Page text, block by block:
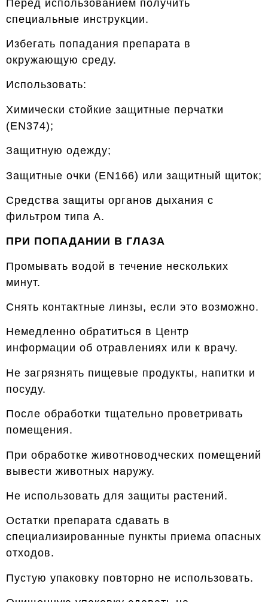
Перед использованием получить
специальные инструкции.
Избегать попадания препарата в
окружающую среду.
Использовать:
Химически стойкие защитные перчатки
(EN374);
Защитную одежду;
Защитные очки (EN166) или защитный щиток;
Средства защиты органов дыхания с
фильтром типа А.
ПРИ ПОПАДАНИИ В ГЛАЗА
Промывать водой в течение нескольких
минут.
Снять контактные линзы, если это возможно.
Немедленно обратиться в Центр
информации об отравлениях или к врачу.
Не загрязнять пищевые продукты, напитки и
посуду.
После обработки тщательно проветривать
помещения.
При обработке животноводческих помещений
вывести животных наружу.
Не использовать для защиты растений.
Остатки препарата сдавать в
специализированные пункты приема опасных
отходов.
Пустую упаковку повторно не использовать.